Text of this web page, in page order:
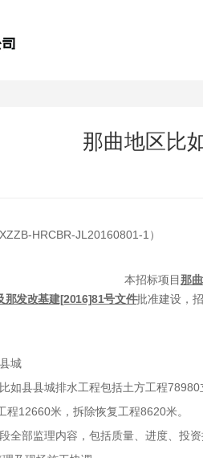
那曲地区比
XZZB-HRCBR-JL20160801-1）
本招标项目那
那发改基建[2016]81号文件批准建设，
城
如县县城排水工程包括土方工程
米，拆除恢复工程8620米。
全部监理内容，包括质量、进度、投